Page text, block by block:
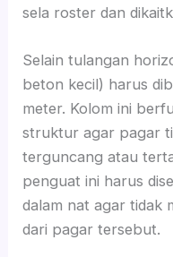
sela roster dan
Selain tulangan
beton kecil) harus
meter. Kolom ini
struktur agar pagar
terguncang atau
penguat ini harus
dalam nat agar tidak
dari pagar tersebut.